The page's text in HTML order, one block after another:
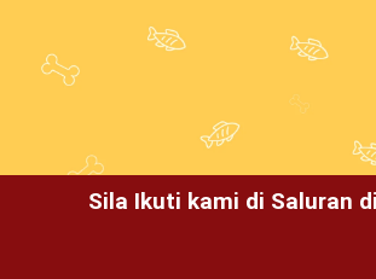
Sila Ikuti kami di Saluran